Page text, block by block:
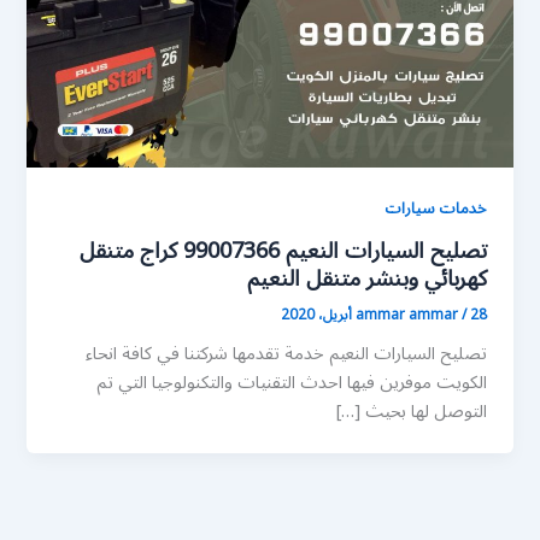
خدمات سيارات
تصليح السيارات النعيم 99007366 كراج متنقل
كهربائي وبنشر متنقل النعيم
ammar ammar/28 أبريل، 2020
تصليح السيارات النعيم خدمة تقدمها شركتنا في كافة انحاء
الكويت موفرين فيها احدث التقنيات والتكنولوجيا التي تم
التوصل لها بحيث […]